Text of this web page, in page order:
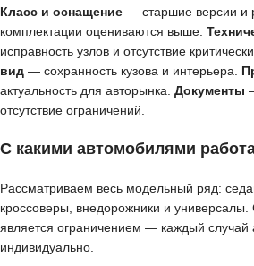
Класс и оснащение — старшие версии и
комплектации оцениваются выше.
исправность узлов и отсутствие
вид — сохранность кузова и интерьера.
актуальность для авторынка. Документы
отсутствие ограничений.
С какими автомобилями
Рассматриваем весь модельный ряд:
кроссоверы, внедорожники и
является ограничением — каждый случай
индивидуально.